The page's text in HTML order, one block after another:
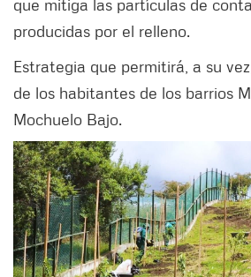
que mitiga las partículas de
producidas por el relleno.
Estrategia que permitirá, a su
de los habitantes de los barrios
Mochuelo Bajo.